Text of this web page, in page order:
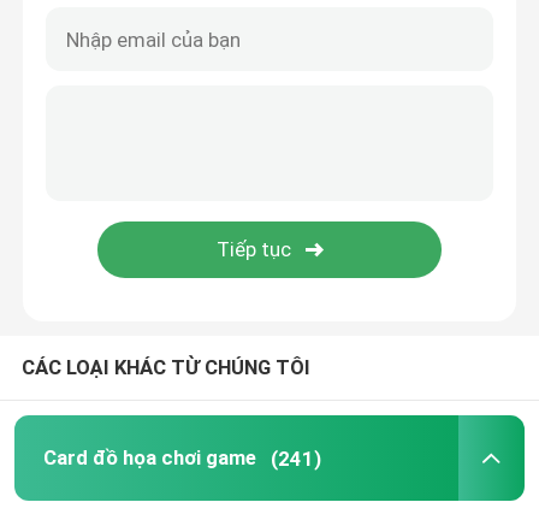
CÁC LOẠI KHÁC TỪ CHÚNG TÔI
Card đồ họa chơi game (241)